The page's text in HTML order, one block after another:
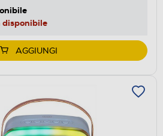
disponibile
AGGIUNGI